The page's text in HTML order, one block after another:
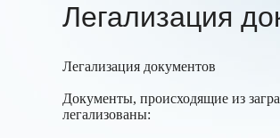
Легализация
Легализация документов
Документы, происходящие из
легализованы: